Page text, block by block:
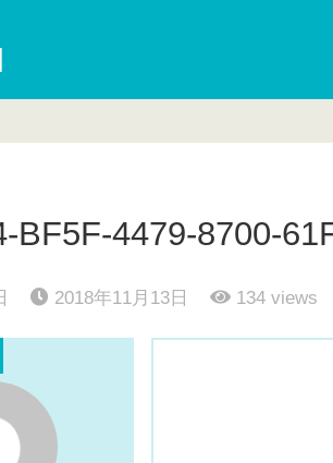
BF5F-4479-8700-
2018年11月13日 134 views